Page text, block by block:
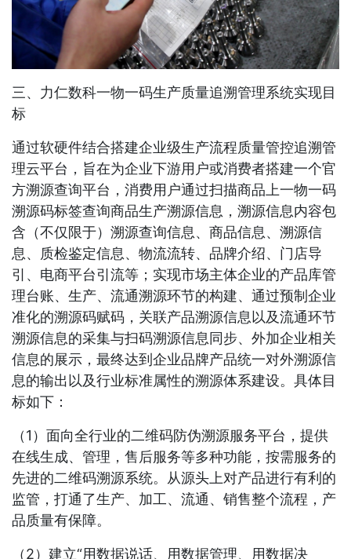
三、力仁数科一物一码生产质量追溯管理系统实现目
标
通过软硬件结合搭建企业级生产流程质量管控追溯管
理云平台，旨在为企业下游用户或消费者搭建一个官
方溯源查询平台，消费用户通过扫描商品上一物一码
溯源码标签查询商品生产溯源信息，溯源信息内容包
含（不仅限于）溯源查询信息、商品信息、溯源信
息、质检鉴定信息、物流流转、品牌介绍、门店导
引、电商平台引流等；实现市场主体企业的产品库管
理台账、生产、流通溯源环节的构建、通过预制企业
准化的溯源码赋码，关联产品溯源信息以及流通环节
溯源信息的采集与扫码溯源信息同步、外加企业相关
信息的展示，最终达到企业品牌产品统一对外溯源信
息的输出以及行业标准属性的溯源体系建设。具体目
标如下：
（1）面向全行业的二维码防伪溯源服务平台，提供
在线生成、管理，售后服务等多种功能，按需服务的
先进的二维码溯源系统。从源头上对产品进行有利的
监管，打通了生产、加工、流通、销售整个流程，产
品质量有保障。
（2）建立“用数据说话、用数据管理、用数据决